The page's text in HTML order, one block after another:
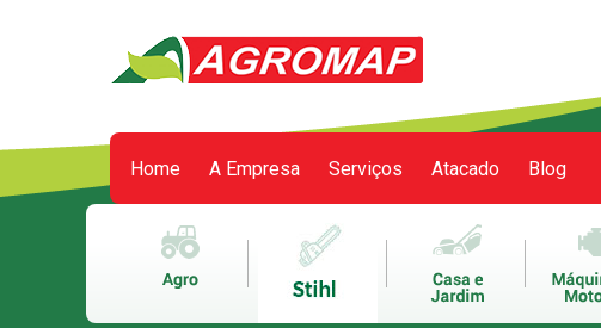
Home A Empresa Serviços Atacado Blog